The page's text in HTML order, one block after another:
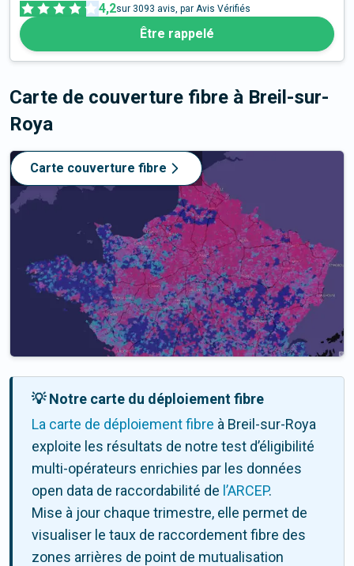
4,2sur 3093 avis, par Avis Vérifiés
Être rappelé
Carte de couverture fibre à Breil-sur-
Roya
Carte couverture fibre
💡 Notre carte du déploiement fibre
La carte de déploiement fibre à Breil-sur-Roya
exploite les résultats de notre test d’éligibilité
multi-opérateurs enrichies par les données
open data de raccordabilité de l’ARCEP.
Mise à jour chaque trimestre, elle permet de
visualiser le taux de raccordement fibre des
zones arrières de point de mutualisation